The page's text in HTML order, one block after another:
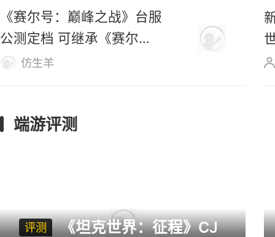
《赛尔号：巅峰之战》台服
公测定档 可继承《赛尔
号》数据
仿生羊
端游评测
评测
《坦克世界：征程》CJ